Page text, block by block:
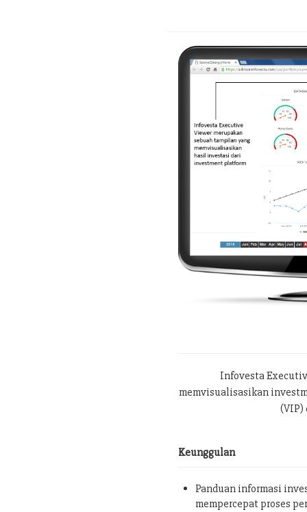
Infovesta
memvisualisasikan
(VIP)
Keunggulan
Panduan informasi
mempercepat proses